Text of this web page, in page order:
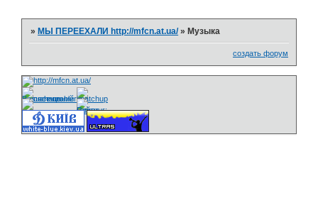
»МЫ ПЕРЕЕХАЛИ http://mfcn.at.ua/ »Музыка
создать форум